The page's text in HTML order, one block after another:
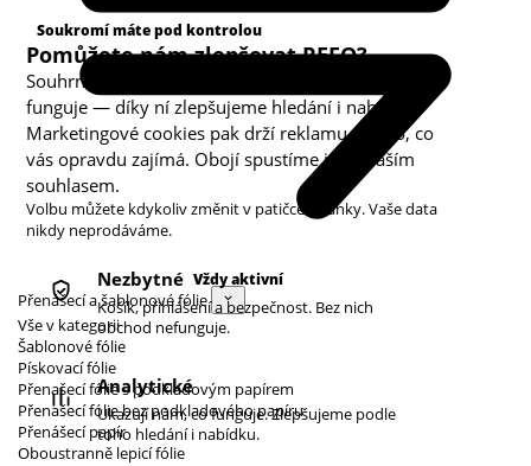
Přenášecí a šablonové fólie
Vše v kategorii
Šablonové fólie
Pískovací fólie
Přenašecí fólie s podkladovým papírem
Přenašecí fólie bez podkladového papíru
Přenášecí papír
Oboustranně lepicí fólie
Soukromí máte pod kontrolou
Pomůžete nám zlepšovat REFO?
Souhrnná analytika nám ukazuje, co v obchodě
funguje — díky ní zlepšujeme hledání i nabídku.
Marketingové cookies pak drží reklamu u toho, co
vás opravdu zajímá. Obojí spustíme jen s vaším
souhlasem.
Volbu můžete kdykoliv změnit v patičce stránky. Vaše data
nikdy neprodáváme.
Kategorie cookies
Nezbytné Vždy aktivní
Košík, přihlášení a bezpečnost. Bez nich
obchod nefunguje.
Analytické
Ukazují nám, co funguje. Zlepšujeme podle
toho hledání i nabídku.